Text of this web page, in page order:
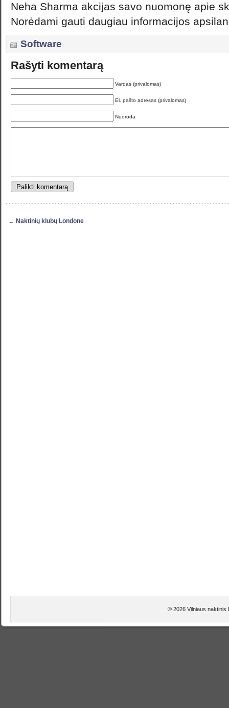
Neha Sharma akcijas savo nuomonę apie
Norėdami gauti daugiau informacijos
Software
Rašyti komentarą
Vardas (privalomas)
El. pašto adresas (privalomas)
Nuoroda
← Naktinių klubų Londone
© 2026 Vilniaus naktinis